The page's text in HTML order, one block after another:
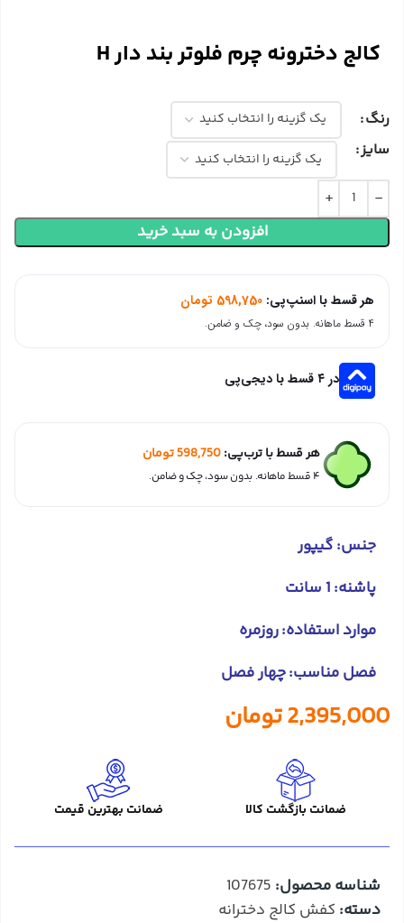
کالج دخترونه چرم فلوتر بند دار H
رنگ
سایز
افزودن به سبد خرید
هر قسط با اسنپ‌پی: 598,750 تومان
۴ قسط ماهانه. بدون سود، چک و ضامن.
در ۴ قسط با دیجی‌پی
هر قسط با ترب‌پی:598,750تومان
۴ قسط ماهانه. بدون سود، چک و ضامن.
جنس: گیپور
پاشنه: 1 سانت
موارد استفاده: روزمره
فصل مناسب: چهار فصل
2,395,000تومان
ضمانت بازگشت کالا ضمانت بهترین قیمت
شناسه محصول: 107675
دسته: کفش کالج دخترانه